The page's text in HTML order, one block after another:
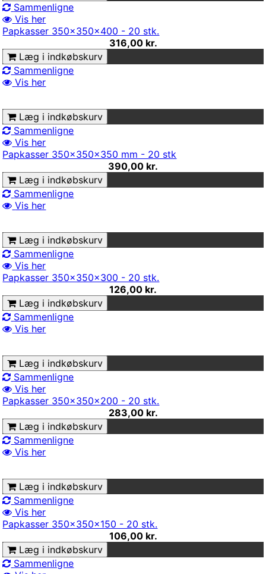
Sammenligne
Vis her
Papkasser 350x350x400 - 20 stk.
316,00 kr.
Læg i indkøbskurv
Sammenligne
Vis her
Læg i indkøbskurv
Sammenligne
Vis her
Papkasser 350x350x350 mm - 20 stk
390,00 kr.
Læg i indkøbskurv
Sammenligne
Vis her
Læg i indkøbskurv
Sammenligne
Vis her
Papkasser 350x350x300 - 20 stk.
126,00 kr.
Læg i indkøbskurv
Sammenligne
Vis her
Læg i indkøbskurv
Sammenligne
Vis her
Papkasser 350x350x200 - 20 stk.
283,00 kr.
Læg i indkøbskurv
Sammenligne
Vis her
Læg i indkøbskurv
Sammenligne
Vis her
Papkasser 350x350x150 - 20 stk.
106,00 kr.
Læg i indkøbskurv
Sammenligne